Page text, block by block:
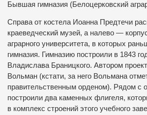
Бывшая гимназия (Белоцерковский
Справа от костела Иоанна Предтечи
краеведческий музей, а налево —
аграрного университета, в которых
гимназия. Гимназию построили в 1843
Владислава Браницкого. Автором
Вольман (кстати, за него Вольмана
правительственным орденом). Рядом с
построили два каменных флигеля,
в комплекс строений этого учебного